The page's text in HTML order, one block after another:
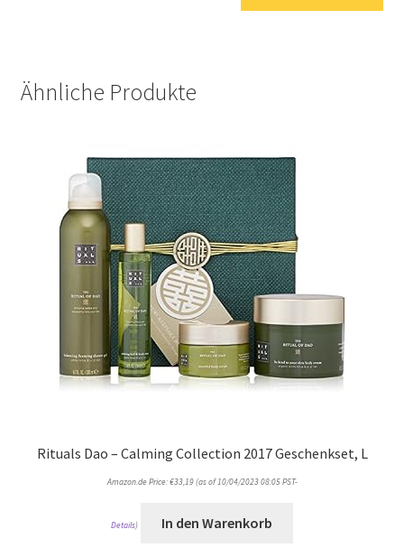
Ähnliche Produkte
Rituals Dao – Calming Collection 2017 Geschenkset, L
Amazon.de Price:€33,19(as of 10/04/2023 08:05 PST-
Details) In den Warenkorb